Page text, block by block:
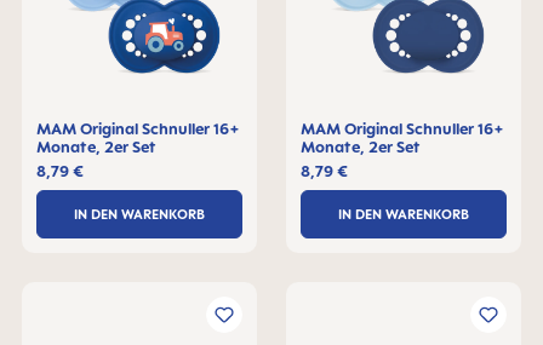
MAM Original Schnuller 16+
Monate, 2er Set
8,79 €
IN DEN WARENKORB
MAM Original Schnuller 16+
Monate, 2er Set
8,79 €
IN DEN WARENKORB